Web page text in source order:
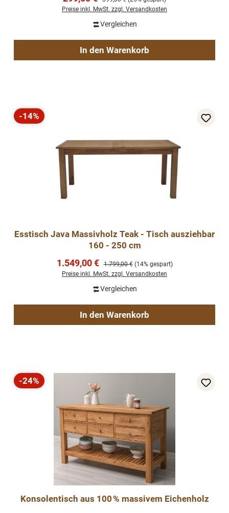
Preise inkl. MwSt. zzgl. Versandkosten
Vergleichen
In den Warenkorb
Rabatt
-14%
Esstisch Java Massivholz Teak - Tisch ausziehbar
160 - 250 cm
Verkaufspreis:
1.549,00 € Regulärer Preis:
1.799,00 € (14% gespart)
Preise inkl. MwSt. zzgl. Versandkosten
Vergleichen
In den Warenkorb
Rabatt
-24%
Konsolentisch aus 100 % massivem Eichenholz